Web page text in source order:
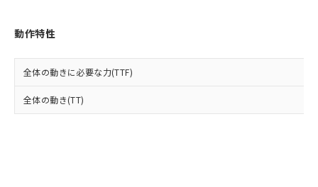
動作特性
全体の動きに必要な力(TTF)
全体の動き(TT)
および当社の共同利用者が、当社の製
品・サービスに関するお客様との取
をご了承ください。
※当社の共同利用者とは、"個人情報
下記の非含有証明書をダウンロードするこ
とができます。
EU RoHS指令（10物質）の非含有証明書